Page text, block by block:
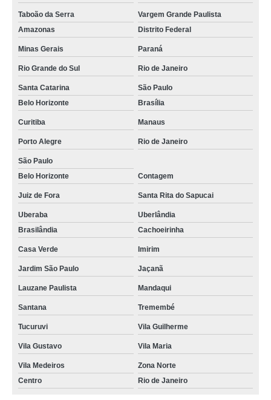
Taboão da Serra
Vargem Grande Paulista
Amazonas
Distrito Federal
Minas Gerais Paraná
Rio Grande do Sul Rio de Janeiro
Santa Catarina
São Paulo
Belo Horizonte
Brasília
Curitiba Manaus
Porto Alegre Rio de Janeiro
São Paulo
Belo Horizonte
Contagem
Juiz de Fora Santa Rita do Sapucai
Uberaba
Uberlândia
Brasilândia
Cachoeirinha
Casa Verde Imirim
Jardim São Paulo Jaçanã
Lauzane Paulista Mandaqui
Santana Tremembé
Tucuruvi Vila Guilherme
Vila Gustavo Vila Maria
Vila Medeiros
Zona Norte
Centro
Rio de Janeiro